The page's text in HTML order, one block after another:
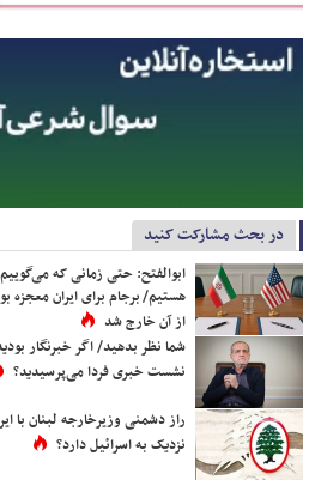
در بحث مشارکت کنید
ابوالفتح: حتی زمانی که
هستیم/ برجام برای ایران معجزه
از آن خارج شد
شما نظر بدهید/ اگر خبرنگار
نشست خبری فردا می‌پرسیدید؟
راز دشمنی وزیرخارجه لبنان
نزدیک به اسرائیل دارد؟